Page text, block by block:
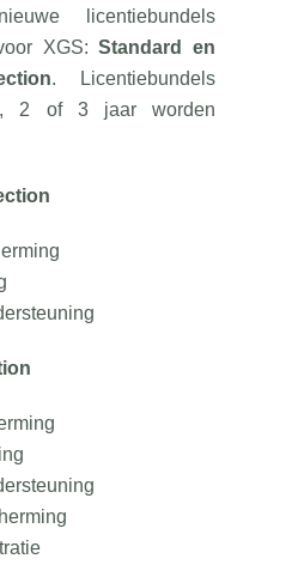
licentiebundels
XGS:Standard en
. Licentiebundels
2 of 3 jaar worden